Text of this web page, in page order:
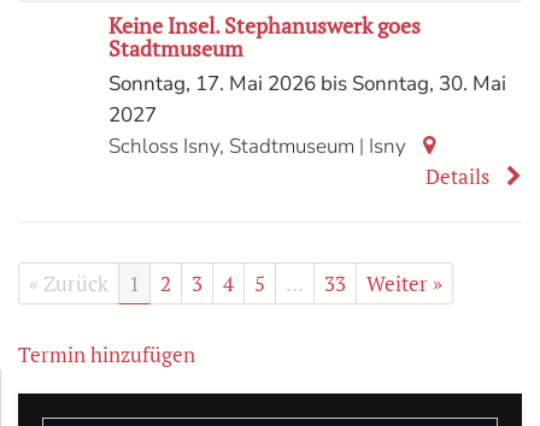
Keine Insel. Stephanuswerk goes
Stadtmuseum
Sonntag, 17. Mai 2026 bis Sonntag, 30. Mai
2027
Schloss Isny, Stadtmuseum | Isny
Details
« Zurück 1 2 3 4 5 … 33 Weiter »
Termin hinzufügen